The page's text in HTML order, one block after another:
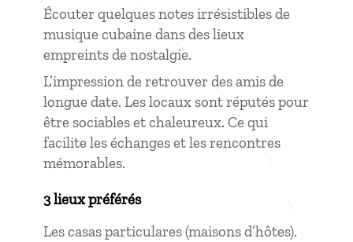
Écouter quelques notes irrésistibles de
musique cubaine dans des lieux
empreints de nostalgie.
L’impression de retrouver des amis de
longue date. Les locaux sont réputés pour
être sociables et chaleureux. Ce qui
facilite les échanges et les rencontres
mémorables.
3 lieux préférés
Les casas particulares (maisons d’hôtes).